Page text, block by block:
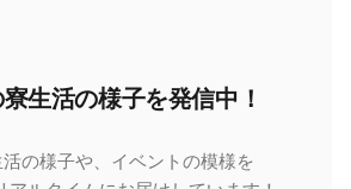
生活の​様子を​発信中！
の様子や、イベントの模様を